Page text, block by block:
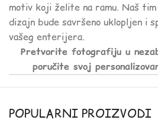
motiv koji želite na ramu. Naš
dizajn bude savršeno uklopljen i
vašeg enterijera.
Pretvorite fotografiju u
poručite svoj
POPULARNI PROIZVODI